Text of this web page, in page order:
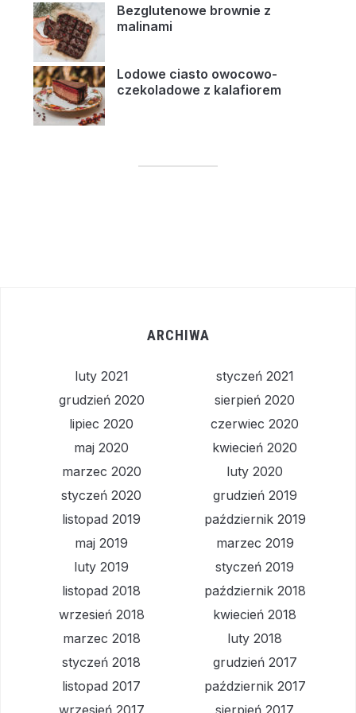
Bezglutenowe brownie z
malinami
Lodowe ciasto owocowo-
czekoladowe z kalafiorem
ARCHIWA
luty 2021
styczeń 2021
grudzień 2020
sierpień 2020
lipiec 2020
czerwiec 2020
maj 2020
kwiecień 2020
marzec 2020
luty 2020
styczeń 2020
grudzień 2019
listopad 2019
październik 2019
maj 2019
marzec 2019
luty 2019
styczeń 2019
listopad 2018
październik 2018
wrzesień 2018
kwiecień 2018
marzec 2018
luty 2018
styczeń 2018
grudzień 2017
listopad 2017
październik 2017